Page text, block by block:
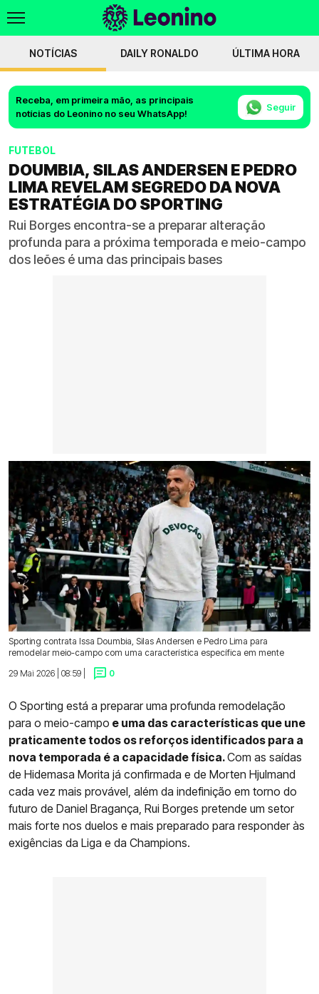
NOTÍCIAS DAILY RONALDO ÚLTIMA HORA
Receba, em primeira mão, as principais
notícias do Leonino no seu WhatsApp!
Seguir
FUTEBOL
DOUMBIA, SILAS ANDERSEN E PEDRO
LIMA REVELAM SEGREDO DA NOVA
ESTRATÉGIA DO SPORTING
Rui Borges encontra-se a preparar alteração
profunda para a próxima temporada e meio-campo
dos leões é uma das principais bases
Sporting contrata Issa Doumbia, Silas Andersen e Pedro Lima para
remodelar meio-campo com uma característica específica em mente
29 Mai 2026 | 08:59 |
0
O Sporting está a preparar uma profunda remodelação
para o meio-campo e uma das características que une
praticamente todos os reforços identificados para a
nova temporada é a capacidade física.Com as saídas
de Hidemasa Morita já confirmada e de Morten Hjulmand
cada vez mais provável, além da indefinição em torno do
futuro de Daniel Bragança, Rui Borges pretende um setor
mais forte nos duelos e mais preparado para responder às
exigências da Liga e da Champions.